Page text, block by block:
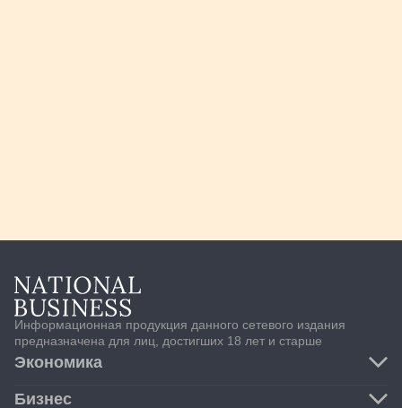
Информационная продукция данного сетевого издания
предназначена для лиц, достигших 18 лет и старше
Экономика
Транспорт и логистика
Бизнес